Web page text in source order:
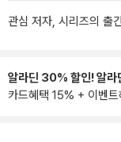
관심 저자, 시리즈의 출
알라딘 30% 할인! 알라
카드혜택 15% + 이벤